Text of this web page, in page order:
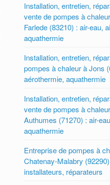
Installation, entretien,
vente de pompes à
Farlede (83210) : air-eau,
aquathermie
Installation, entretien,
pompes à chaleur à Jons
aérothermie, aquathermie
Installation, entretien,
vente de pompes à
Authumes (71270) : air-
aquathermie
Entreprise de pompes à
Chatenay-Malabry
installateurs, réparateurs